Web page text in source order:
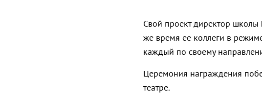
Свой проект директор школы
же время ее коллеги в
каждый по своему
Церемония награждения
театре.